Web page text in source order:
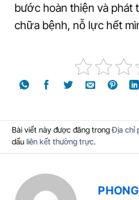
bước hoàn thiện và phát
chữa bệnh, nỗ lực hết
Bài viết này được đăng trongĐịa chỉ
dấu liên kết thường trực.